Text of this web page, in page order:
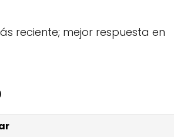
reciente; mejor respuesta en